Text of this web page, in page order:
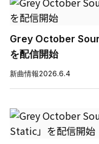
Grey October
を配信開始
新曲情報2026.6.4